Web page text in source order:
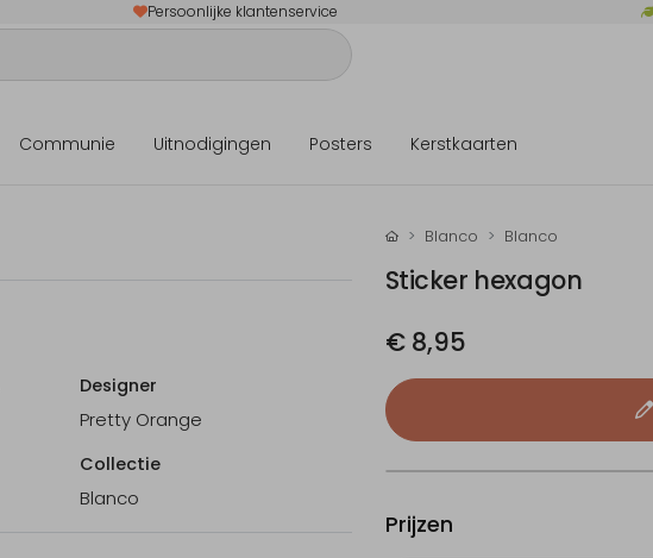
Persoonlijke klantenservice
Communie Uitnodigingen Posters Kerstkaarten
Designer
Pretty Orange
Collectie
Blanco
Blanco Blanco
Sticker hexagon
€ 8,95
Prijzen